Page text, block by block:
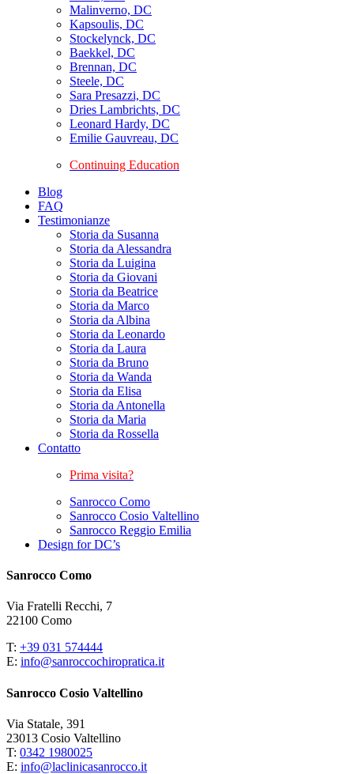
Malinverno, DC
Kapsoulis, DC
Stockelynck, DC
Baekkel, DC
Brennan, DC
Steele, DC
Sara Presazzi, DC
Dries Lambrichts, DC
Leonard Hardy, DC
Emilie Gauvreau, DC
Continuing Education
Blog
FAQ
Testimonianze
Storia da Susanna
Storia da Alessandra
Storia da Luigina
Storia da Giovani
Storia da Beatrice
Storia da Marco
Storia da Albina
Storia da Leonardo
Storia da Laura
Storia da Bruno
Storia da Wanda
Storia da Elisa
Storia da Antonella
Storia da Maria
Storia da Rossella
Contatto
Prima visita?
Sanrocco Como
Sanrocco Cosio Valtellino
Sanrocco Reggio Emilia
Design for DC’s
Sanrocco Como
Via Fratelli Recchi, 7
22100 Como
T: +39 031 574444
E: info@sanroccochiropratica.it
Sanrocco Cosio Valtellino
Via Statale, 391
23013 Cosio Valtellino
T: 0342 1980025
E: info@laclinicasanrocco.it